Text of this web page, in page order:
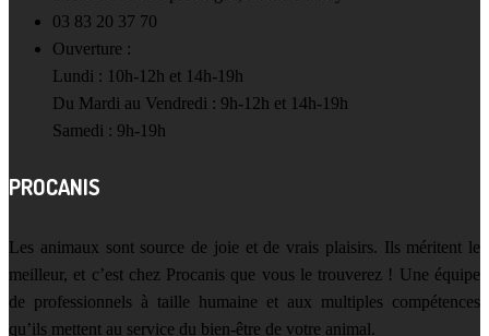
03 83 20 37 70
Ouverture :
Lundi : 10h-12h et 14h-19h
Du Mardi au Vendredi : 9h-12h et 14h-19h
Samedi : 9h-19h
PROCANIS
Les animaux sont source de joie et de vrais plaisirs. Ils méritent le
meilleur, et c’est chez Procanis que vous le trouverez ! Une équipe
de professionnels à taille humaine et aux multiples compétences
qu’ils mettent au service du bien-être de votre animal.